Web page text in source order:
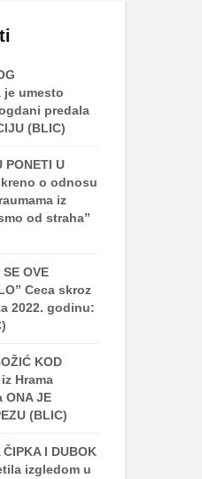
je umesto
predala
(BLIC)
PONETI U
o odnosu
iz
od straha”
OVE
Ceca skroz
2022. godinu:
KOD
Hrama
JE
(BLIC)
ČIPKA I DUBOK
izgledom u